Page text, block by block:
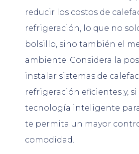
reducir los costos de
refrigeración, lo que no
bolsillo, sino también el
ambiente. Considera la
instalar sistemas de
refrigeración eficientes y,
tecnología inteligente
te permita un mayor
comodidad.